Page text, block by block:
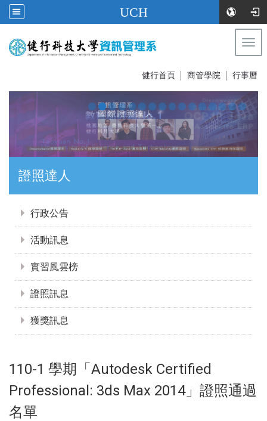
UCH
健行首頁 商管學院 行事曆
證照達人
行政公告
活動訊息
實習風雲榜
證照訊息
獲獎訊息
110-1 學期「Autodesk Certified
Professional: 3ds Max 2014」證照通過
名單